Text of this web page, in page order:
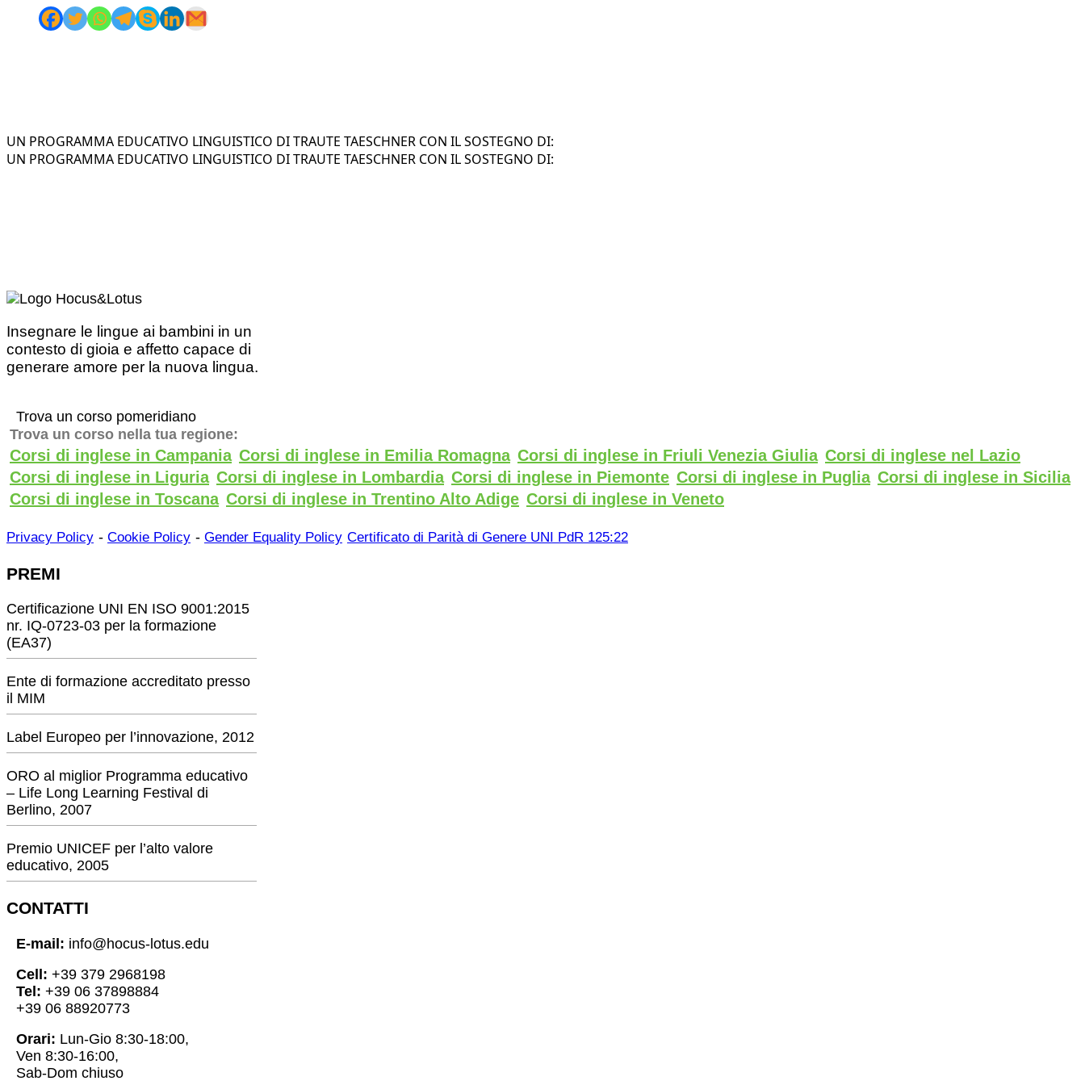
UN PROGRAMMA EDUCATIVO LINGUISTICO DI TRAUTE TAESCHNER CON IL SOSTEGNO DI:
UN PROGRAMMA EDUCATIVO LINGUISTICO DI TRAUTE TAESCHNER CON IL SOSTEGNO DI:
Insegnare le lingue ai bambini in un
contesto di gioia e affetto capace di
generare amore per la nuova lingua.
Trova un corso pomeridiano
Trova un corso nella tua regione:
Corsi di inglese in Campania Corsi di inglese in Emilia Romagna Corsi di inglese in Friuli Venezia Giulia Corsi di inglese nel Lazio
Corsi di inglese in Liguria Corsi di inglese in Lombardia Corsi di inglese in Piemonte Corsi di inglese in Puglia Corsi di inglese in Sicilia
Corsi di inglese in Toscana Corsi di inglese in Trentino Alto Adige Corsi di inglese in Veneto
Privacy Policy - Cookie Policy - Gender Equality Policy Certificato di Parità di Genere UNI PdR 125:22
PREMI
Certificazione UNI EN ISO 9001:2015
nr. IQ-0723-03 per la formazione
(EA37)
Ente di formazione accreditato presso
il MIM
Label Europeo per l’innovazione, 2012
ORO al miglior Programma educativo
– Life Long Learning Festival di
Berlino, 2007
Premio UNICEF per l’alto valore
educativo, 2005
CONTATTI
E-mail: info@hocus-lotus.edu
Cell: +39 379 2968198
Tel: +39 06 37898884
+39 06 88920773
Orari: Lun-Gio 8:30-18:00,
Ven 8:30-16:00,
Sab-Dom chiuso